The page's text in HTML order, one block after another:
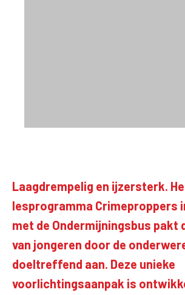
Laagdrempelig en ijzersterk.
lesprogramma Crimeproppers
met de Ondermijningsbus pakt
van jongeren door de
doeltreffend aan. Deze unieke
voorlichtingsaanpak is